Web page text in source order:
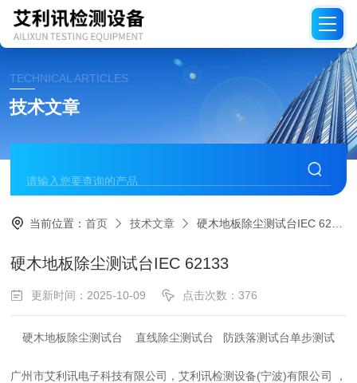
TECHNICAL ARTICLES
技术文章
当前位置：首页 技术文章 硬木地板除尘测试台IEC 62133
硬木地板除尘测试台IEC 62133
更新时间：2025-10-09 点击次数：376
硬木地板除尘测试台 直线除尘测试台 防跌落测试台单步测试
广州市艾利讯电子科技有限公司，艾利讯检测设备(宁波)有限公司 ，